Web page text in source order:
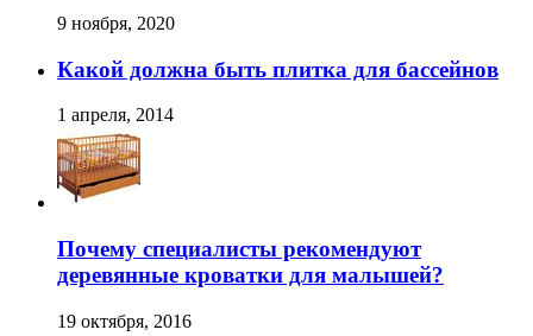
9 ноября, 2020
Какой должна быть плитка для бассейнов
1 апреля, 2014
Почему специалисты рекомендуют
деревянные кроватки для малышей?
19 октября, 2016